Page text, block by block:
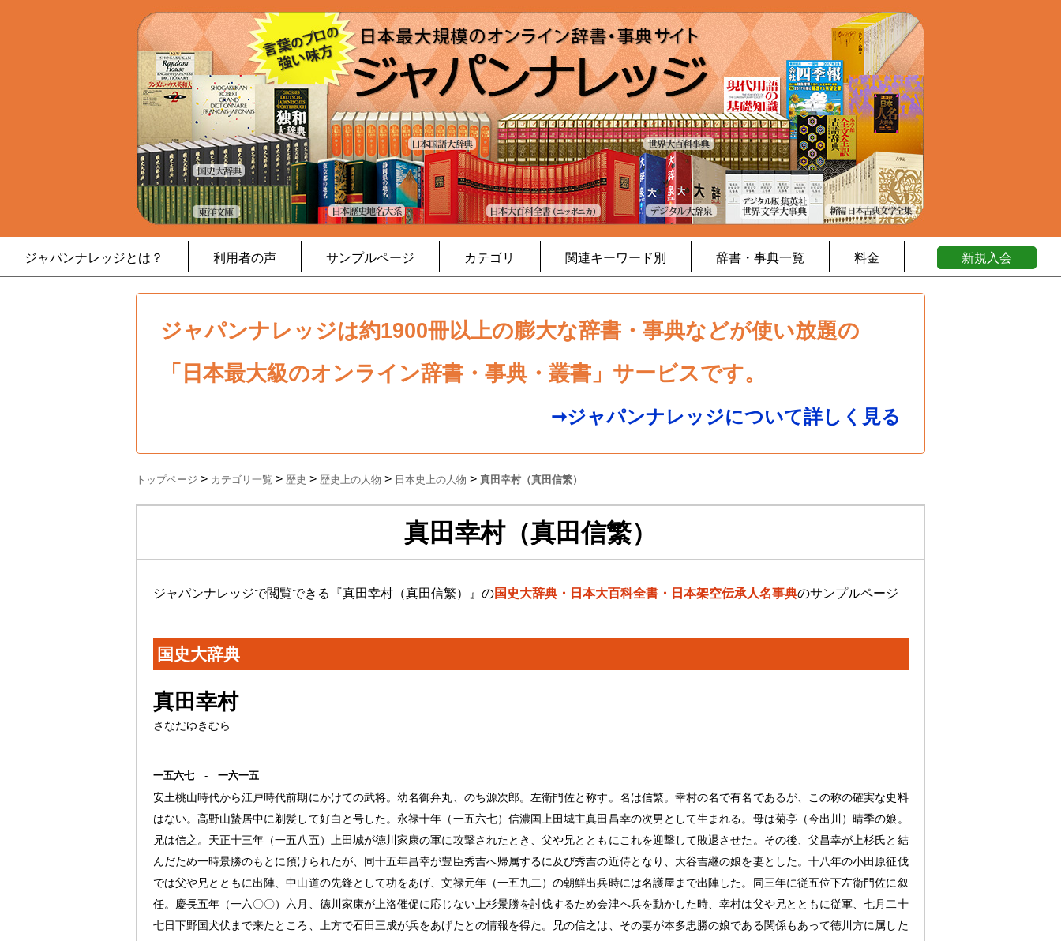
ジャパンナレッジとは？ 利用者の声 サンプルページ カテゴリ 関連キーワード別 辞書・事典一覧 料金 新規入会
ジャパンナレッジは約1900冊以上の膨大な辞書・事典などが使い放題の
「日本最大級のオンライン辞書・事典・叢書」サービスです。
➞ジャパンナレッジについて詳しく見る
トップページ > カテゴリ一覧 > 歴史 > 歴史上の人物 > 日本史上の人物 > 真田幸村（真田信繁）
真田幸村（真田信繁）
ジャパンナレッジで閲覧できる『真田幸村（真田信繁）』の国史大辞典・日本大百科全書・日本架空伝承人名事典のサンプルページ
国史大辞典
真田幸村
さなだゆきむら
一五六七- 一六一五
安土桃山時代から江戸時代前期にかけての武将。幼名御弁丸、のち源次郎。左衛門佐と称す。名は信繁。幸村の名で有名であるが、この称の確実な史料
はない。高野山蟄居中に剃髪して好白と号した。永禄十年（一五六七）信濃国上田城主真田昌幸の次男として生まれる。母は菊亭（今出川）晴季の娘。
兄は信之。天正十三年（一五八五）上田城が徳川家康の軍に攻撃されたとき、父や兄とともにこれを迎撃して敗退させた。その後、父昌幸が上杉氏と結
んだため一時景勝のもとに預けられたが、同十五年昌幸が豊臣秀吉へ帰属するに及び秀吉の近侍となり、大谷吉継の娘を妻とした。十八年の小田原征伐
では父や兄とともに出陣、中山道の先鋒として功をあげ、文禄元年（一五九二）の朝鮮出兵時には名護屋まで出陣した。同三年に従五位下左衛門佐に叙
任。慶長五年（一六〇〇）六月、徳川家康が上洛催促に応じない上杉景勝を討伐するため会津へ兵を動かした時、幸村は父や兄とともに従軍、七月二十
七日下野国犬伏まで来たところ、上方で石田三成が兵をあげたとの情報を得た。兄の信之は、その妻が本多忠勝の娘である関係もあって徳川方に属した